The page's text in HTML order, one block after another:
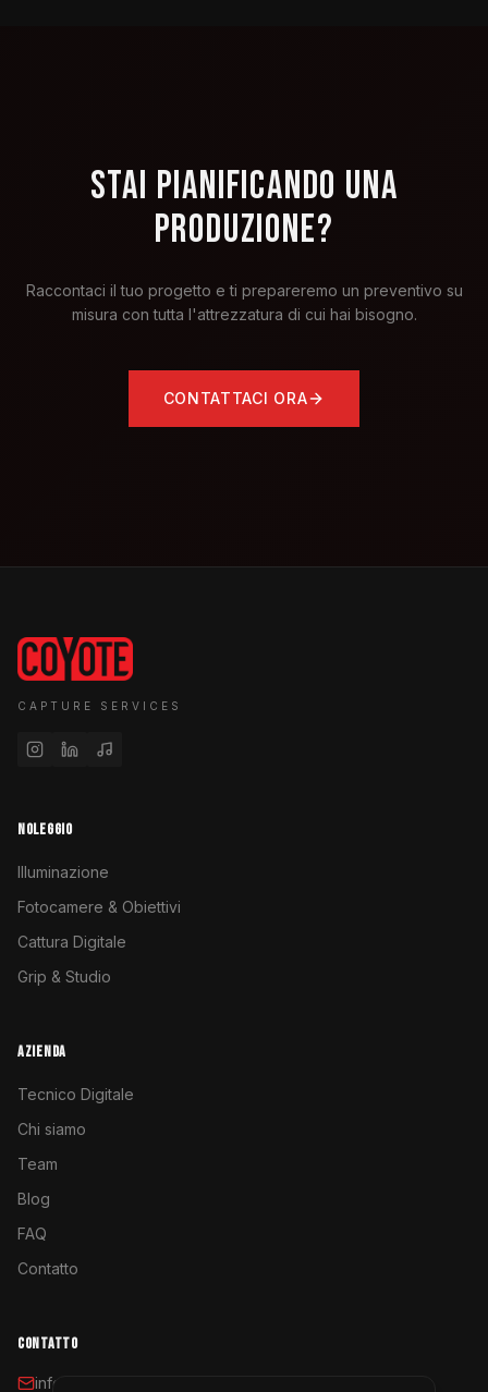
STAI PIANIFICANDO UNA
PRODUZIONE?
Raccontaci il tuo progetto e ti prepareremo un preventivo su
misura con tutta l'attrezzatura di cui hai bisogno.
CONTATTACI ORA
CAPTURE SERVICES
NOLEGGIO
Illuminazione
Fotocamere & Obiettivi
Cattura Digitale
Grip & Studio
AZIENDA
Tecnico Digitale
Chi siamo
Team
Blog
FAQ
Contatto
CONTATTO
info@coyoterent.com